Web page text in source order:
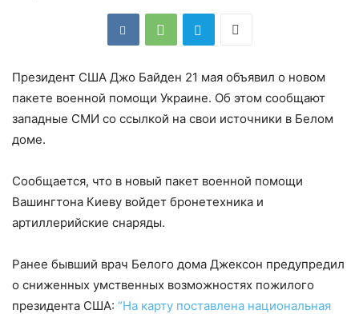
Президент США Джо Байден 21 мая объявил о новом
пакете военной помощи Украине. Об этом сообщают
западные СМИ со ссылкой на свои источники в Белом
доме.
Сообщается, что в новый пакет военной помощи
Вашингтона Киеву войдет бронетехника и
артиллерийские снаряды.
Ранее бывший врач Белого дома Джексон предупредил
о сниженных умственных возможностях пожилого
президента США: “На карту поставлена национальная